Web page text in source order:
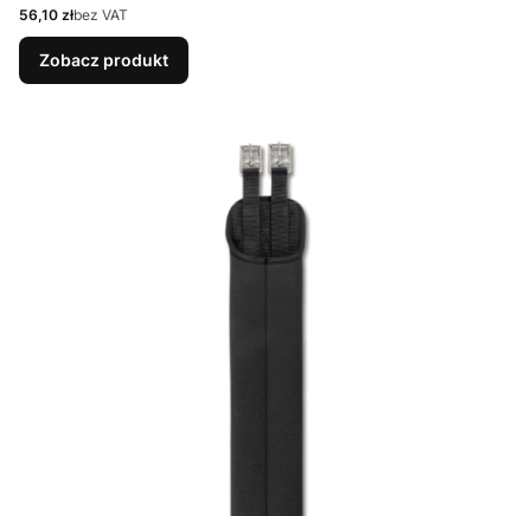
Cena
56,10 złbez VAT
Zobacz produkt